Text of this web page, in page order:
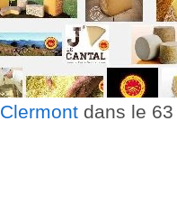
Clermont dans le 63